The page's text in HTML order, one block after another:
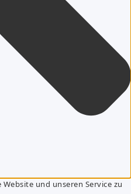
und unseren Service zu